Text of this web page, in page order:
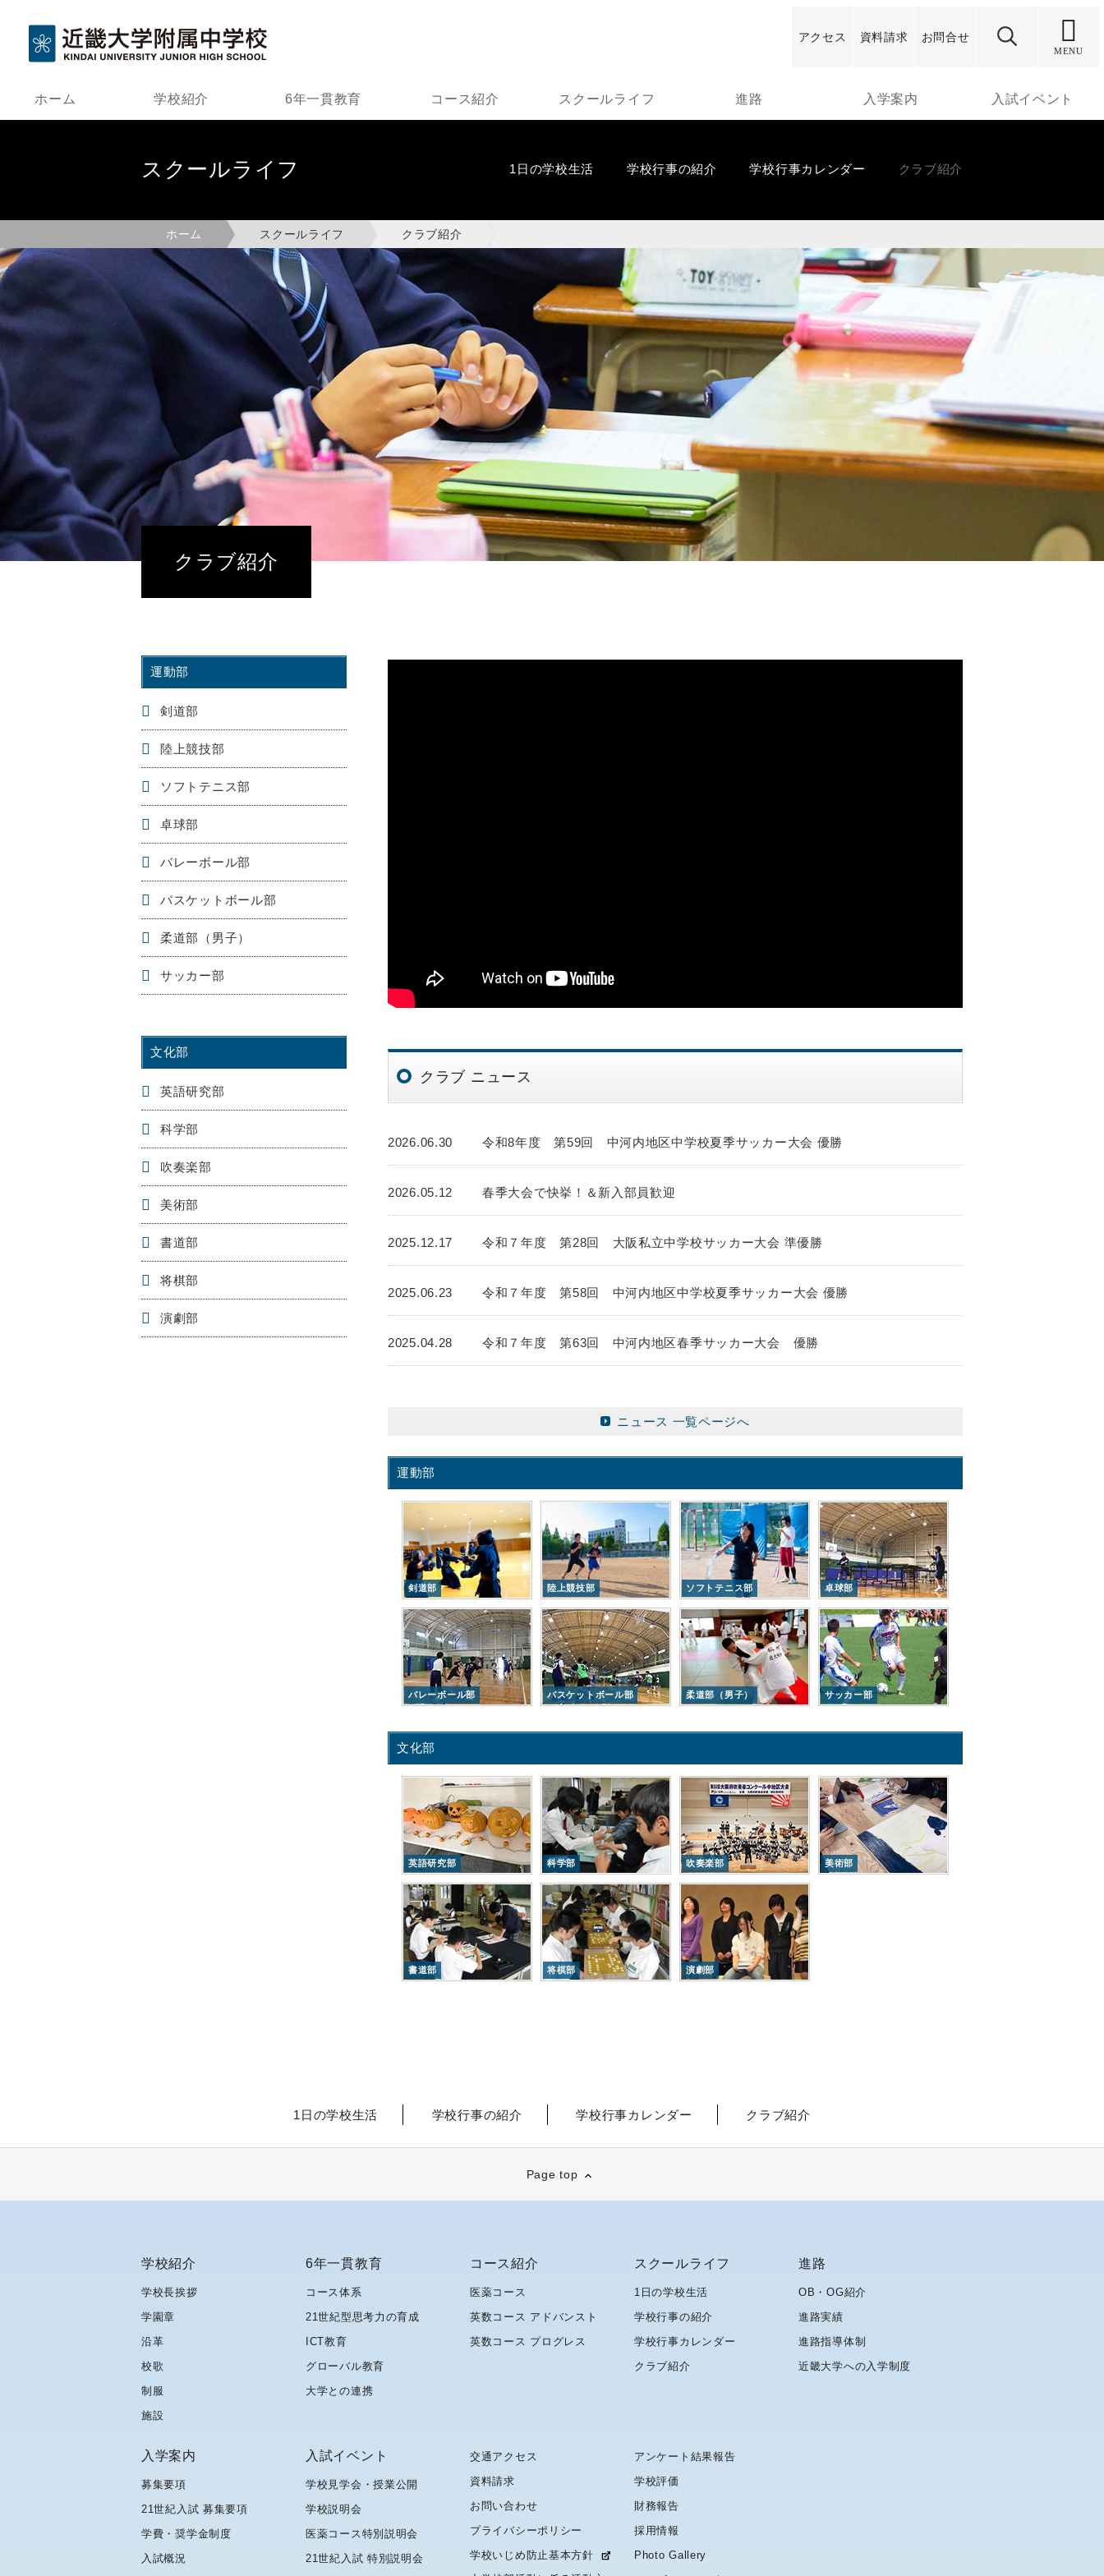
ホーム 学校紹介 6年一貫教育 コース紹介 スクールライフ 進路 入学案内 入試イベント
MENU
お問合せ
資料請求
アクセス
スクールライフ 1日の学校生活 学校行事の紹介 学校行事カレンダー クラブ紹介
ホーム スクールライフ クラブ紹介
クラブ紹介
クラブ ニュース
2026.06.30 令和8年度 第59回 中河内地区中学校夏季サッカー大会 優勝
2026.05.12 春季大会で快挙！＆新入部員歓迎
2025.12.17 令和７年度 第28回 大阪私立中学校サッカー大会 準優勝
2025.06.23 令和７年度 第58回 中河内地区中学校夏季サッカー大会 優勝
2025.04.28 令和７年度 第63回 中河内地区春季サッカー大会 優勝
ニュース 一覧ページへ
運動部
剣道部 陸上競技部 ソフトテニス部 卓球部
バレーボール部 バスケットボール部 柔道部（男子） サッカー部
文化部
英語研究部 科学部 吹奏楽部 美術部
書道部 将棋部 演劇部
運動部
剣道部
陸上競技部
ソフトテニス部
卓球部
バレーボール部
バスケットボール部
柔道部（男子）
サッカー部
文化部
英語研究部
科学部
吹奏楽部
美術部
書道部
将棋部
演劇部
1日の学校生活 学校行事の紹介 学校行事カレンダー クラブ紹介
Page top
学校紹介
学校長挨拶
学園章
沿革
校歌
制服
施設
6年一貫教育
コース体系
21世紀型思考力の育成
ICT教育
グローバル教育
大学との連携
コース紹介
医薬コース
英数コース アドバンスト
英数コース プログレス
スクールライフ
1日の学校生活
学校行事の紹介
学校行事カレンダー
クラブ紹介
進路
OB・OG紹介
進路実績
進路指導体制
近畿大学への入学制度
入学案内
募集要項
21世紀入試 募集要項
学費・奨学金制度
入試概況
入試イベント
学校見学会・授業公開
学校説明会
医薬コース特別説明会
21世紀入試 特別説明会
交通アクセス
資料請求
お問い合わせ
プライバシーポリシー
学校いじめ防止基本方針
アンケート結果報告
学校評価
財務報告
採用情報
Photo Gallery